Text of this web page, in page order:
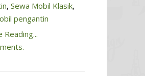
, Sewa Mobil Klasik,
pengantin
Reading...